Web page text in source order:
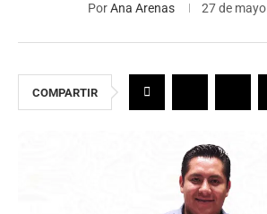
PorAna Arenas 27 de
COMPARTIR